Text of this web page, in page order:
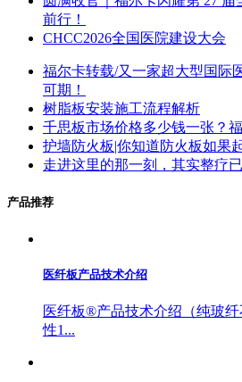
前行！
CHCC2026全国医院建设大会
福尔卡转载/又一家超大型国际
可期！
树脂板安装施工流程解析
千思板市场价格多少钱一张？
护墙防火板|你知道防火板如果
走进这里的那一刻，其实整疗已
产品推荐
医纤板产品技术介绍
医纤板®产品技术介绍（纯玻
性1...